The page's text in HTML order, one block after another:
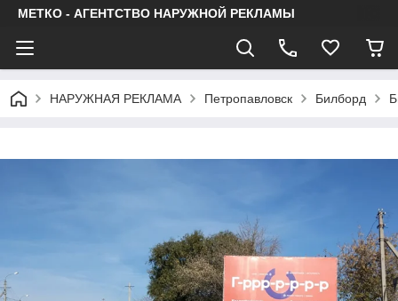
МЕТКО - АГЕНТСТВО НАРУЖНОЙ РЕКЛАМЫ
НАРУЖНАЯ РЕКЛАМА Петропавловск Билборд